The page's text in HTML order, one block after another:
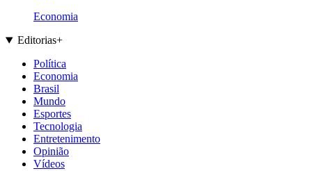
Economia
Editorias+
Política
Economia
Brasil
Mundo
Esportes
Tecnologia
Entretenimento
Opinião
Vídeos